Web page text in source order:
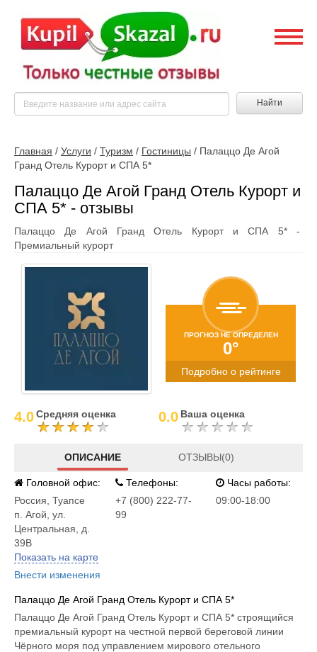
Найти
Главная / Услуги / Туризм / Гостиницы / Палаццо Де Агой
Гранд Отель Курорт и СПА 5*
Палаццо Де Агой Гранд Отель Курорт и
СПА 5* - отзывы
Палаццо Де Агой Гранд Отель Курорт и СПА 5* -
Премиальный курорт
ПРОГНОЗ НЕ ОПРЕДЕЛЕН
0°
Подробно о рейтинге
4.0Средняя оценка 0.0 Ваша оценка
ОПИСАНИЕ ОТЗЫВЫ(0)
Головной офис:
Россия Туапсе
п. Агой, ул.
Центральная, д.
39B
Показать на карте
Внести изменения
Телефоны:
+7 (800) 222-77-
99
Часы работы:
09:00-18:00
Палаццо Де Агой Гранд Отель Курорт и СПА 5*
Палаццо Де Агой Гранд Отель Курорт и СПА 5* строящийся
премиальный курорт на честной первой береговой линии
Чёрного моря под управлением мирового отельного